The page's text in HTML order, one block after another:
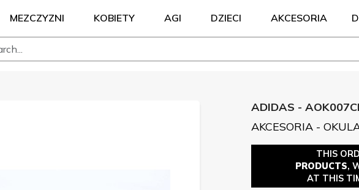
MEZCZYZNI KOBIETY AGI DZIECI AKCESORIA
ADIDAS -
AKCESORIA -
THIS
PRODUCTS,
AT THIS